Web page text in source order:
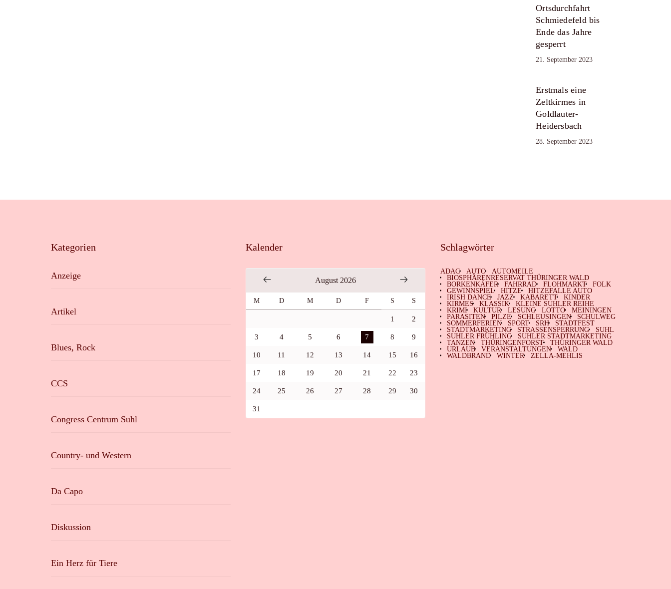
Ortsdurchfahrt
Schmiedefeld bis
Ende das Jahre
gesperrt
21. September 2023
Erstmals eine
Zeltkirmes in
Goldlauter-
Heidersbach
28. September 2023
Kategorien
Anzeige
Artikel
Blues, Rock
CCS
Congress Centrum Suhl
Country- und Western
Da Capo
Diskussion
Ein Herz für Tiere
Kalender
August 2026
M D M D F S S
1 2
3 4 5 6 7 8 9
10 11 12 13 14 15 16
17 18 19 20 21 22 23
24 25 26 27 28 29 30
31
Schlagwörter
ADAC AUTO
AUTOMEILE
BIOSPHÄRENRESERVAT THÜRINGER WALD
BORKENKÄFER
FAHRRAD FLOHMARKT
FOLK
GEWINNSPIEL
HITZE
HITZEFALLE AUTO
IRISH DANCE
JAZZ KABARETT
KINDER
KIRMES
KLASSIK
KLEINE SUHLER REIHE
KRIMI
KULTUR LESUNG LOTTO
MEININGEN
PARASITEN
PILZE SCHLEUSINGEN
SCHULWEG
SOMMERFERIEN
SPORT SRH
STADTFEST
STADTMARKETING
STRASSENSPERRUNG
SUHL
SUHLER FRÜHLING
SUHLER STADTMARKETING
TANZEN
THÜRINGENFORST
THÜRINGER WALD
URLAUB
VERANSTALTUNGEN
WALD
WALDBRAND
WINTER ZELLA-MEHLIS